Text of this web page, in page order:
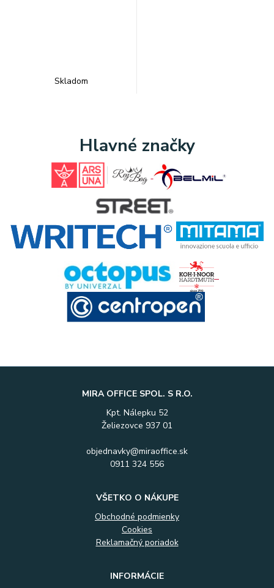
Skladom
Hlavné značky
MIRA OFFICE SPOL. S R.O.
Kpt. Nálepku 52
Želiezovce 937 01
objednavky@miraoffice.sk
0911 324 556
VŠETKO O NÁKUPE
Obchodné podmienky
Cookies
Reklamačný poriadok
INFORMÁCIE